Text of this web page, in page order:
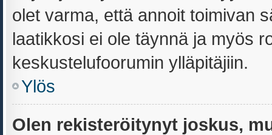
olet varma, että annoit toimivan
laatikkosi ei ole täynnä ja myös
keskustelufoorumin ylläpitäjiin.
Ylös
Olen rekisteröitynyt joskus,